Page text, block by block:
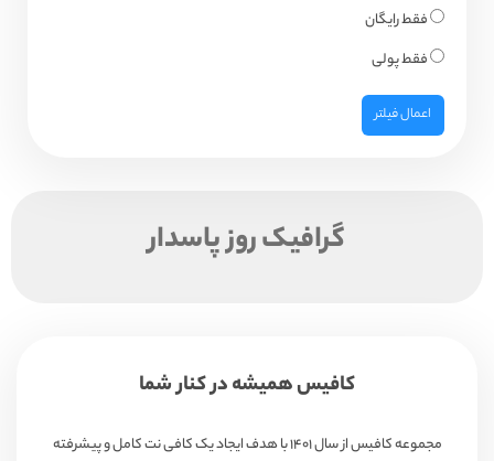
فقط رایگان
فقط پولی
اعمال فیلتر
گرافیک روز پاسدار
کافیس همیشه در کنار شما
مجموعه کافیس از سال ۱۴۰۱ با هدف ایجاد یک کافی نت کامل و پیشرفته